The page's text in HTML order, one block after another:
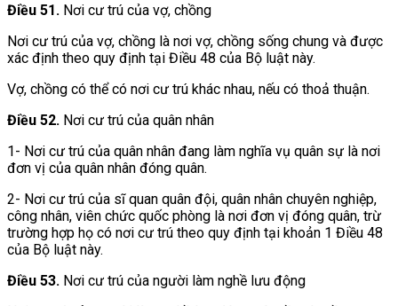
Điều 51. Nơi cư trú của vợ, chồng
Nơi cư trú của vợ, chồng là nơi vợ, chồng sống chung và được
xác định theo quy định tại Điều 48 của Bộ luật này.
Vợ, chồng có thể có nơi cư trú khác nhau, nếu có thoả thuận.
Điều 52. Nơi cư trú của quân nhân
1- Nơi cư trú của quân nhân đang làm nghĩa vụ quân sự là nơi
đơn vị của quân nhân đóng quân.
2- Nơi cư trú của sĩ quan quân đội, quân nhân chuyên nghiệp,
công nhân, viên chức quốc phòng là nơi đơn vị đóng quân, trừ
trường hợp họ có nơi cư trú theo quy định tại khoản 1 Điều 48
của Bộ luật này.
Điều 53. Nơi cư trú của người làm nghề lưu động